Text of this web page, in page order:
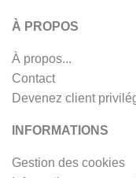
À PROPOS
À propos...
Contact
Devenez client
INFORMATIONS
Gestion des cookies